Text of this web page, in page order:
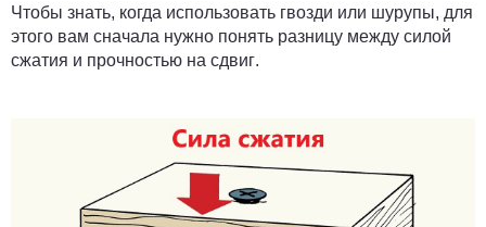
Чтобы знать, когда использовать гвозди или шурупы, для
этого вам сначала нужно понять разницу между силой
сжатия и прочностью на сдвиг.